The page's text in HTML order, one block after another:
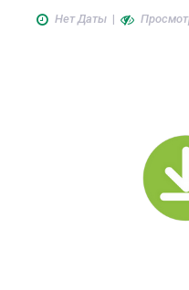
Нет Даты|